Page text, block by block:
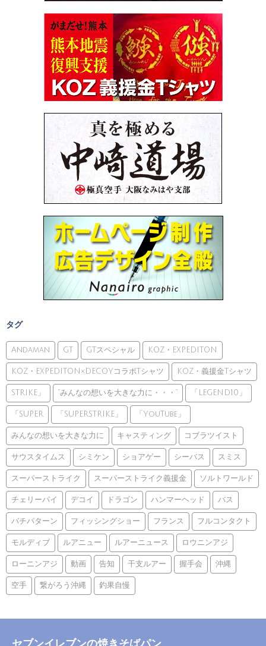
タグ
Andaman GT GTスペシャル KOZ・EXPEDITON
KOZ・EXPEDITON×DECOYコラボTシャツ KOZ・義援金Tシャツ
STRIKE」 ”みんなの想いを大きな力に・・・” 「LEGEND10」
「SUPER 「SUPERSTRIKE」 「YouTube」
みんなの想いを大きな力に キャスティング コブラツイスト
サウスタイムス シミケン ショアゲー シーバス スミス
スーパーストライク スーパーストライク義援金 ソルトワールド
チェリーパイ デコイ ドラゴン ハンマーヘッド バス
バチパターン フィッシングショー フランス フルコンタクト
モルディブ ルアニュー ルアーニュース ロウニンアジ
ローニンアジ 動画 告知 干支ルアー 握手会 沖縄
空手 繋がろう沖縄 釣果自慢